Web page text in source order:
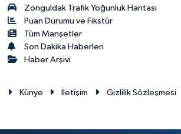
Zonguldak Trafik Yoğunluk Haritası
Puan Durumu ve Fikstür
Tüm Manşetler
Son Dakika Haberleri
Haber Arşivi
Künye İletişim Gizlilik Sözleşmesi